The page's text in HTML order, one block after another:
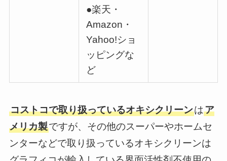
●楽天・
Amazon・
Yahoo!ショ
ッピングな
ど
コストコで取り扱っているオキシクリーンはア
メリカ製ですが、その他のスーパーやホームセ
ンターなどで取り扱っているオキシクリーンは